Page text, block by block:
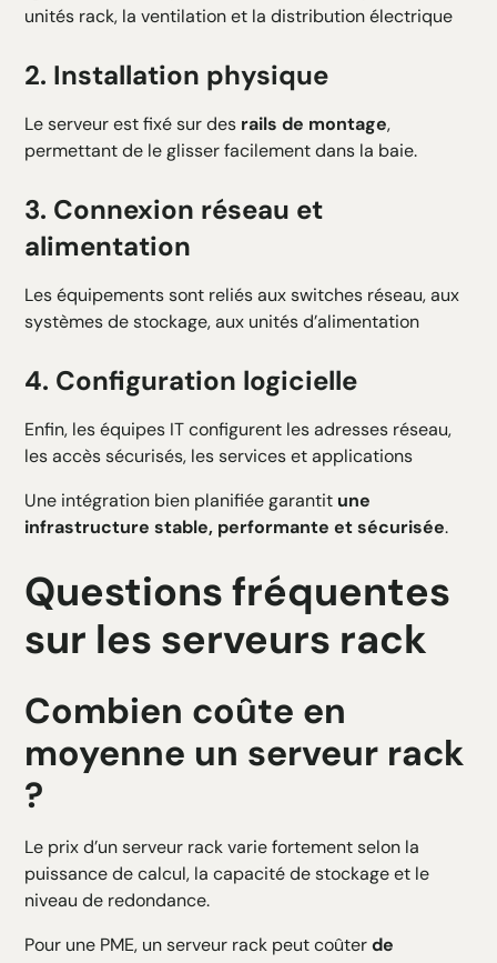
unités rack, la ventilation et la distribution électrique
2. Installation physique
Le serveur est fixé sur des rails de montage,
permettant de le glisser facilement dans la baie.
3. Connexion réseau et
alimentation
Les équipements sont reliés aux switches réseau, aux
systèmes de stockage, aux unités d’alimentation
4. Configuration logicielle
Enfin, les équipes IT configurent les adresses réseau,
les accès sécurisés, les services et applications
Une intégration bien planifiée garantit une
infrastructure stable, performante et sécurisée.
Questions fréquentes
sur les serveurs rack
Combien coûte en
moyenne un serveur rack
?
Le prix d’un serveur rack varie fortement selon la
puissance de calcul, la capacité de stockage et le
niveau de redondance.
Pour une PME, un serveur rack peut coûterde